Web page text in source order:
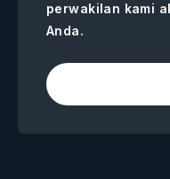
perwakilan kami
Anda.